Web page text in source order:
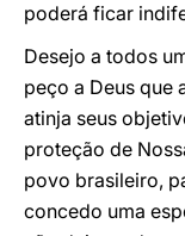
poderá ficar
Desejo a todos
peço a Deus que
atinja seus
proteção de
povo brasileiro,
concedo uma